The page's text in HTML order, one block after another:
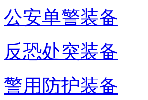
公安单警装备
反恐处突装备
警用防护装备